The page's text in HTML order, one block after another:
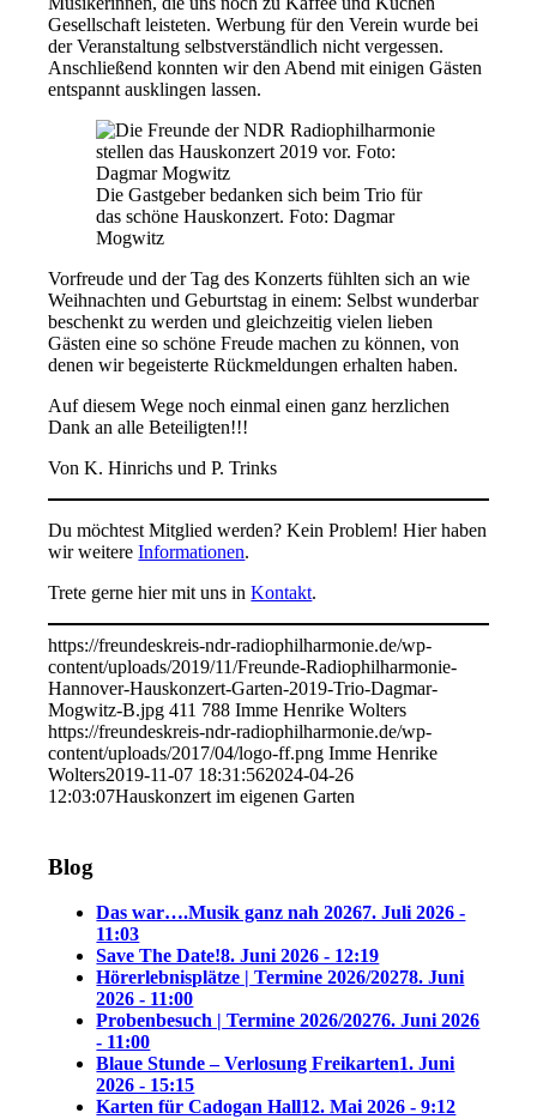
Gesellschaft leisteten. Werbung für den Verein wurde bei
der Veranstaltung selbstverständlich nicht vergessen.
Anschließend konnten wir den Abend mit einigen Gästen
entspannt ausklingen lassen.
Die Gastgeber bedanken sich beim Trio für
das schöne Hauskonzert. Foto: Dagmar
Mogwitz
Vorfreude und der Tag des Konzerts fühlten sich an wie
Weihnachten und Geburtstag in einem: Selbst wunderbar
beschenkt zu werden und gleichzeitig vielen lieben
Gästen eine so schöne Freude machen zu können, von
denen wir begeisterte Rückmeldungen erhalten haben.
Auf diesem Wege noch einmal einen ganz herzlichen
Dank an alle Beteiligten!!!
Von K. Hinrichs und P. Trinks
Du möchtest Mitglied werden? Kein Problem! Hier haben
wir weitereInformationen.
Trete gerne hier mit uns inKontakt.
https://freundeskreis-ndr-radiophilharmonie.de/wp-
content/uploads/2019/11/Freunde-Radiophilharmonie-
Hannover-Hauskonzert-Garten-2019-Trio-Dagmar-
Mogwitz-B.jpg 411 788 Imme Henrike Wolters
https://freundeskreis-ndr-radiophilharmonie.de/wp-
content/uploads/2017/04/logo-ff.png Imme Henrike
Wolters2019-11-07 18:31:562024-04-26
12:03:07Hauskonzert im eigenen Garten
Blog
Das war….Musik ganz nah 20267. Juli 2026 -
11:03
Save The Date!8. Juni 2026 - 12:19
Hörerlebnisplätze | Termine 2026/20278. Juni
2026 - 11:00
Probenbesuch | Termine 2026/20276. Juni 2026
- 11:00
Blaue Stunde – Verlosung Freikarten1. Juni
2026 - 15:15
Karten für Cadogan Hall12. Mai 2026 - 9:12